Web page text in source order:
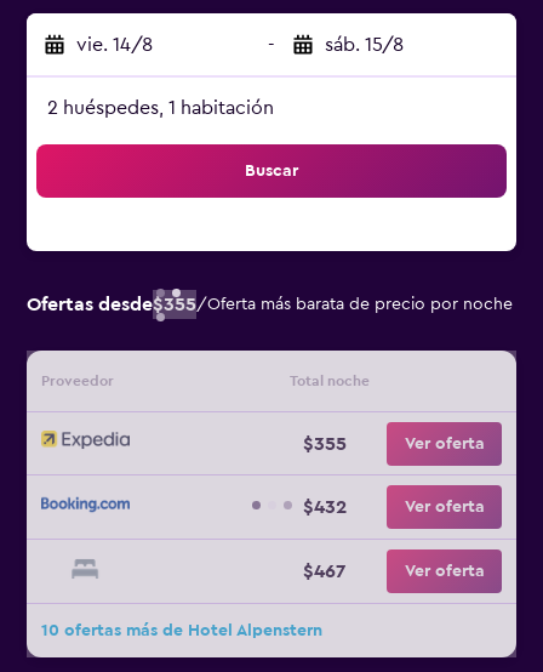
vie. 14/8 - sáb. 15/8
2 huéspedes, 1 habitación
Buscar
Ofertas desde$355/Oferta más barata de precio por noche
Proveedor Total noche
$355 Ver oferta
$432 Ver oferta
$467 Ver oferta
10 ofertas más de Hotel Alpenstern